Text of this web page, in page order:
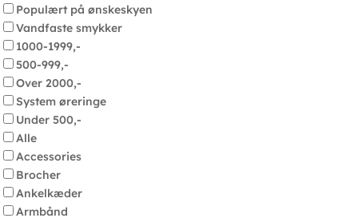
Populært på ønskeskyen
Vandfaste smykker
1000-1999,-
500-999,-
Over 2000,-
System øreringe
Under 500,-
Alle
Accessories
Brocher
Ankelkæder
Armbånd